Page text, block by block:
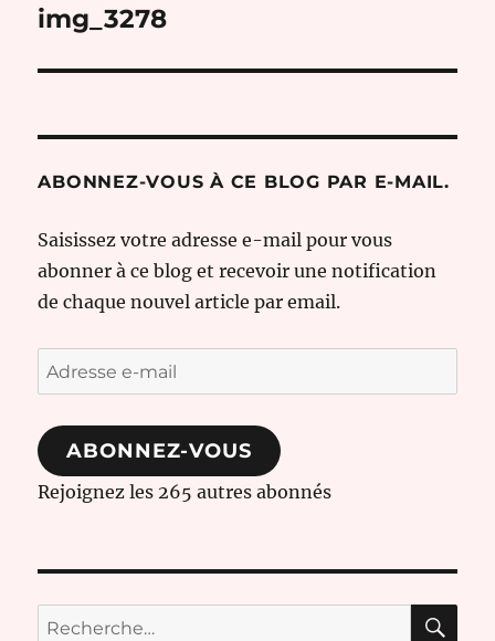
de
img_3278
ABONNEZ-VOUS À CE BLOG PAR E-MAIL.
Saisissez votre adresse e-mail pour vous
abonner à ce blog et recevoir une notification
de chaque nouvel article par email.
Adresse
e-
mail
ABONNEZ-VOUS
Rejoignez les 265 autres abonnés
Recherche